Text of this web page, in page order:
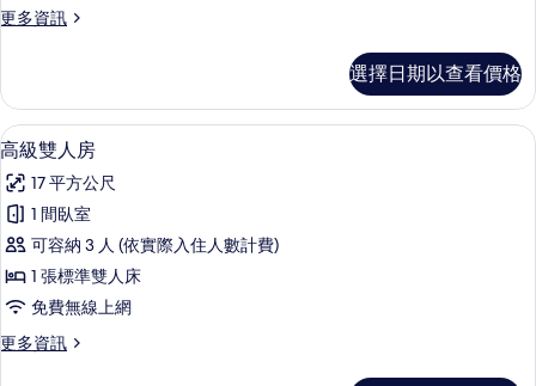
的
有
相
片
更多資訊
更
雙
人
房
詳
情
選擇日期以查看價格
顯
示
高
級
雙
人
的
高級雙人房 | 羽絨被、記憶床墊、迷
38
高級雙人房
17 平方公尺
1 間臥室
可容納 3 人 (依實際入住人數計費)
1 張標準雙人床
免費無線上網
更多資訊
更